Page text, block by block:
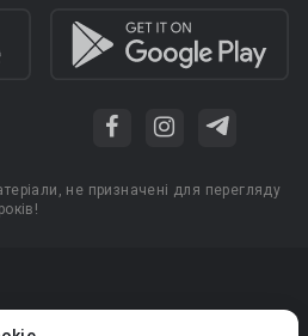
не призначені для перегляду